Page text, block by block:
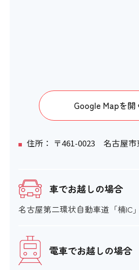
Google Mapを開
住所： 〒461-0023 名古屋市
車でお越しの場合
名古屋第二環状自動車道「楠IC
電車でお越しの場合